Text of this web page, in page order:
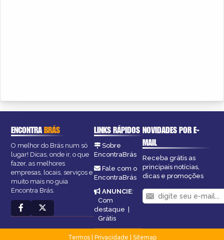
ENCONTRABRÁS
O melhor do Brás num só
lugar! Dicas, onde ir, o que
fazer, as melhores
empresas, locais, serviços e
muito mais no guia
Encontra Brás.
LINKS RÁPIDOS
Sobre
EncontraBrás
Fale com o
EncontraBrás
ANUNCIE:
Com
destaque |
Grátis
NOVIDADES POR E-
MAIL
Receba grátis as
principais notícias,
dicas e promoções
Termos| Privacidade
Sitemap